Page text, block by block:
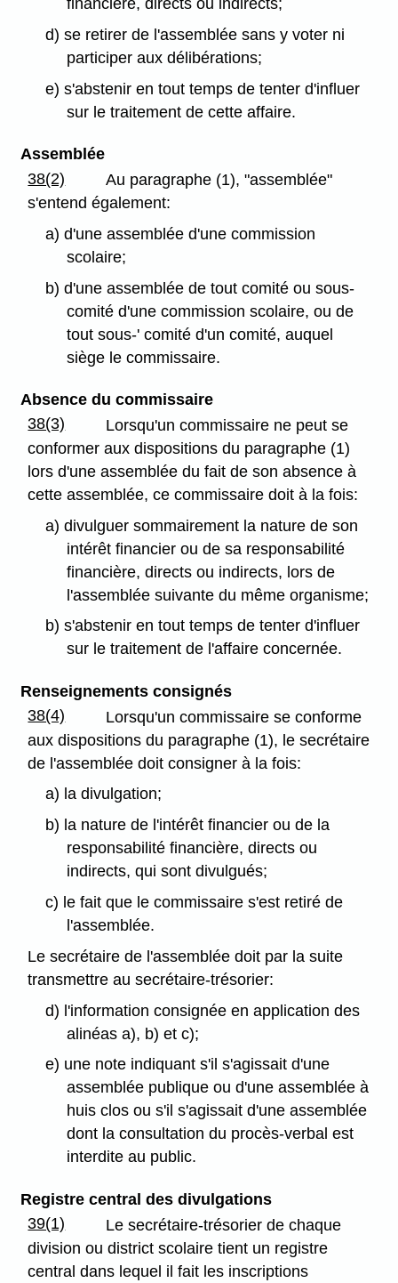
financière, directs ou indirects;
d) se retirer de l'assemblée sans y voter ni
participer aux délibérations;
e) s'abstenir en tout temps de tenter d'influer
sur le traitement de cette affaire.
Assemblée
38(2)
Au paragraphe (1), "assemblée"
s'entend également:
a) d'une assemblée d'une commission
scolaire;
b) d'une assemblée de tout comité ou sous-
comité d'une commission scolaire, ou de
tout sous-' comité d'un comité, auquel
siège le commissaire.
Absence du commissaire
38(3)
Lorsqu'un commissaire ne peut se
conformer aux dispositions du paragraphe (1)
lors d'une assemblée du fait de son absence à
cette assemblée, ce commissaire doit à la fois:
a) divulguer sommairement la nature de son
intérêt financier ou de sa responsabilité
financière, directs ou indirects, lors de
l'assemblée suivante du même organisme;
b) s'abstenir en tout temps de tenter d'influer
sur le traitement de l'affaire concernée.
Renseignements consignés
38(4)
Lorsqu'un commissaire se conforme
aux dispositions du paragraphe (1), le secrétaire
de l'assemblée doit consigner à la fois:
a) la divulgation;
b) la nature de l'intérêt financier ou de la
responsabilité financière, directs ou
indirects, qui sont divulgués;
c) le fait que le commissaire s'est retiré de
l'assemblée.
Le secrétaire de l'assemblée doit par la suite
transmettre au secrétaire-trésorier:
d) l'information consignée en application des
alinéas a), b) et c);
e) une note indiquant s'il s'agissait d'une
assemblée publique ou d'une assemblée à
huis clos ou s'il s'agissait d'une assemblée
dont la consultation du procès-verbal est
interdite au public.
Registre central des divulgations
39(1)
Le secrétaire-trésorier de chaque
division ou district scolaire tient un registre
central dans lequel il fait les inscriptions